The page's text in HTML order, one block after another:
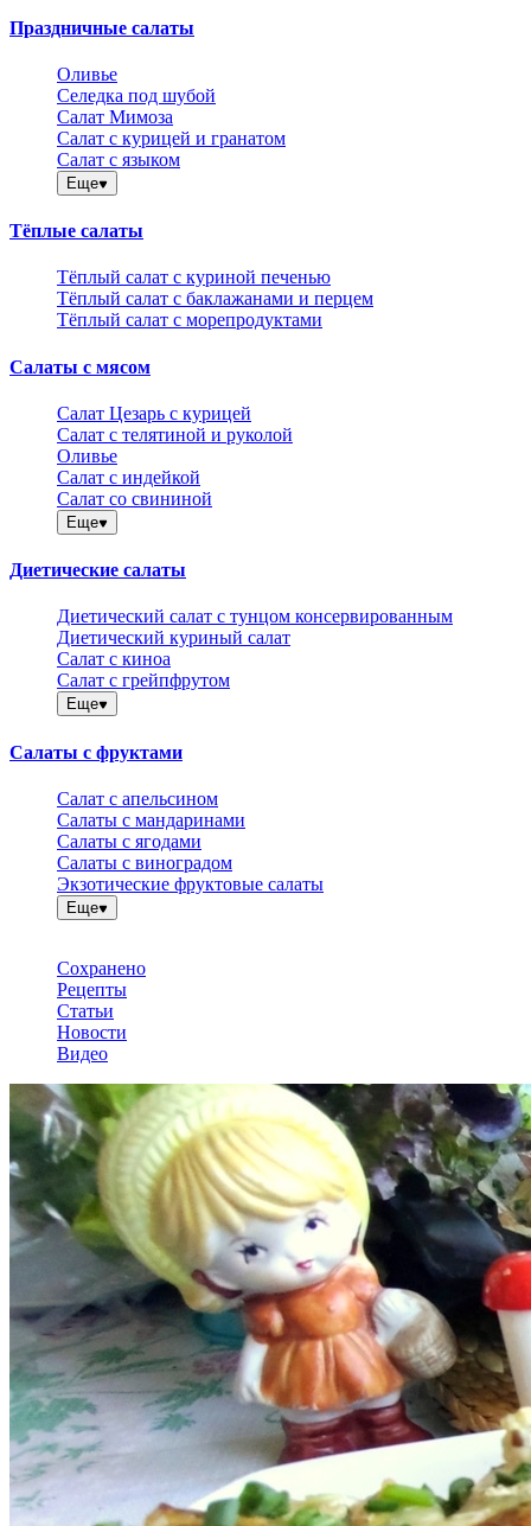
Праздничные салаты
Оливье
Селедка под шубой
Салат Мимоза
Салат с курицей и гранатом
Салат с языком
Еще
Тёплые салаты
Тёплый салат с куриной печенью
Тёплый салат с баклажанами и перцем
Тёплый салат с морепродуктами
Салаты с мясом
Салат Цезарь с курицей
Салат с телятиной и руколой
Оливье
Салат с индейкой
Салат со свининой
Еще
Диетические салаты
Диетический салат с тунцом консервированным
Диетический куриный салат
Салат с киноа
Салат с грейпфрутом
Еще
Салаты с фруктами
Салат с апельсином
Салаты с мандаринами
Салаты с ягодами
Салаты с виноградом
Экзотические фруктовые салаты
Еще
Сохранено
Рецепты
Статьи
Новости
Видео